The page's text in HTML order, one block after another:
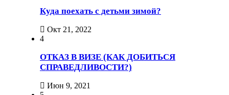
Куда поехать с детьми зимой?
Окт 21, 2022
4
ОТКАЗ В ВИЗЕ (КАК ДОБИТЬСЯ
СПРАВЕДЛИВОСТИ?)
Июн 9, 2021